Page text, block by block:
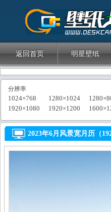
壁纸大卡
返回首页 明星壁纸
分辨率
1024×768 1280×1024
1920×1080
1920×1200
2023年6月风景宽月历（